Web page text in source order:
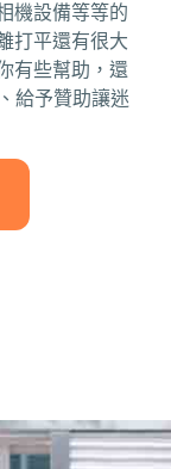
機設備等等的
打平還有很大
有些幫助，還
給予贊助讓迷